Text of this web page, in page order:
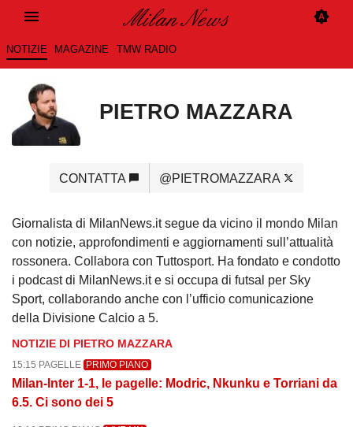
NOTIZIE MAGAZINE TMW RADIO
PIETRO MAZZARA
CONTATTA @PIETROMAZZARA
Giornalista di MilanNews.it segue da vicino il mondo Milan
con notizie, approfondimenti e aggiornamenti sull’attualità
rossonera. Collabora con Tuttosport. Ha fondato e condotto
i podcast di MilanNews.it e si occupa di futsal per Sky
Sport, collaborando anche con l’ufficio comunicazione
della Divisione Calcio a 5.
NOTIZIE DI PIETRO MAZZARA
15:15 PAGELLE PRIMO PIANO
Milan-Inter 1-1, le pagelle: Modric, Nkunku e Torriani da
6.5. Ci sono dei 5